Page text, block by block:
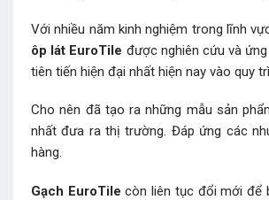
Với nhiều năm kinh nghiệm trong lĩnh
ôp lát EuroTile được nghiên cứu và
tiên tiến hiện đại nhất hiện nay vào quy
Cho nên đã tạo ra những mẫu sản
nhất đưa ra thị trường. Đáp ứng các
hàng.
Gạch EuroTile còn liên tục đổi mới để